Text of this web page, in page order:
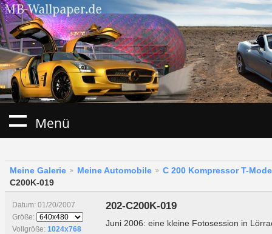
Menü
Meine Galerie Meine Automobile
C 200 Kompressor T-
C200K-019
Datum: 01/20/2007
Größe:
Vollgröße: 1024x768
202-C200K-019
Juni 2006: eine kleine Fotosession in